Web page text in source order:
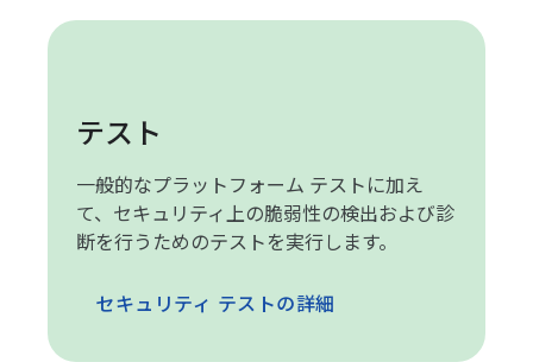
テスト
一般的なプラットフォーム テストに加え
て、セキュリティ上の脆弱性の検出および診
断を行うためのテストを実行します。
セキュリティ テストの詳細